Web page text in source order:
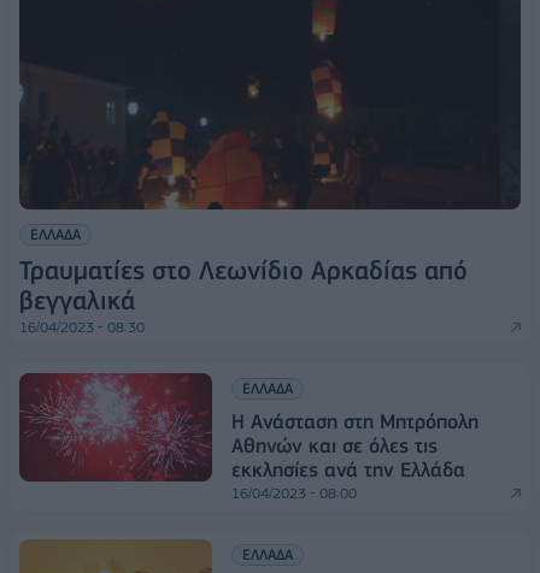
ΕΛΛΑΔΑ
Τραυματίες στο Λεωνίδιο Αρκαδίας από
βεγγαλικά
16/04/2023 - 08:30
ΕΛΛΑΔΑ
Η Ανάσταση στη Μητρόπολη
Αθηνών και σε όλες τις
εκκλησίες ανά την Ελλάδα
16/04/2023 - 08:00
ΕΛΛΑΔΑ